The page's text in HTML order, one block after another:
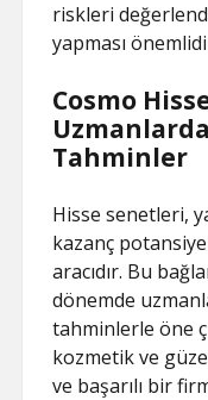
riskleri
yapması
Cosmo
Tahminler
Hisse senetleri,
kazanç
aracıdır. Bu
dönemde
tahminlerle öne
kozmetik ve
ve başarılı bir